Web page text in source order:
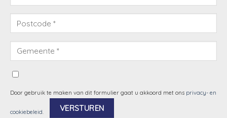
Door gebruik te maken van dit formulier gaat u akkoord met ons privacy- en
cookiebeleid.